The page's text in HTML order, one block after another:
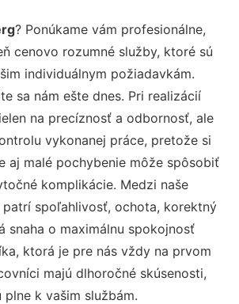
? Ponúkame vám profesionálne,
cenovo rozumné služby, ktoré sú
individuálnym požiadavkám.
sa nám ešte dnes. Pri realizácií
na precíznosť a odbornosť, ale
vykonanej práce, pretože si
aj malé pochybenie môže spôsobiť
komplikácie. Medzi naše
spoľahlivosť, ochota, korektný
snaha o maximálnu spokojnosť
ktorá je pre nás vždy na prvom
majú dlhoročné skúsenosti,
k vašim službám.